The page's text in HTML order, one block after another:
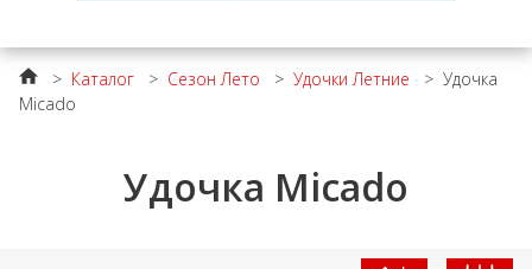
> Каталог > Сезон Лето > Удочки Летние > Удочка
Micado
Удочка Micado